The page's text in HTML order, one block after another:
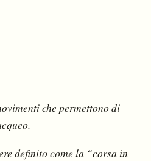
che permettono di
definito come la “corsa in